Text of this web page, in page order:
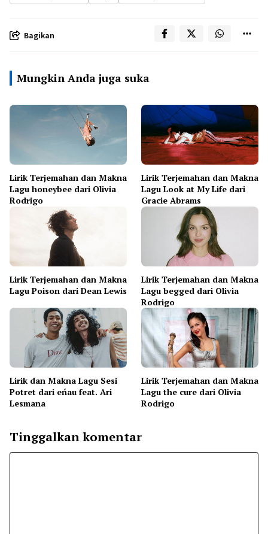
Bagikan
Mungkin Anda juga suka
Lirik Terjemahan dan Makna
Lagu honeybee dari Olivia
Rodrigo
Lirik Terjemahan dan Makna
Lagu Look at My Life dari
Gracie Abrams
Lirik Terjemahan dan Makna
Lagu Poison dari Dean Lewis
Lirik Terjemahan dan Makna
Lagu begged dari Olivia
Rodrigo
Lirik dan Makna Lagu Sesi
Potret dari eńau feat. Ari
Lesmana
Lirik Terjemahan dan Makna
Lagu the cure dari Olivia
Rodrigo
Tinggalkan komentar
Komentar